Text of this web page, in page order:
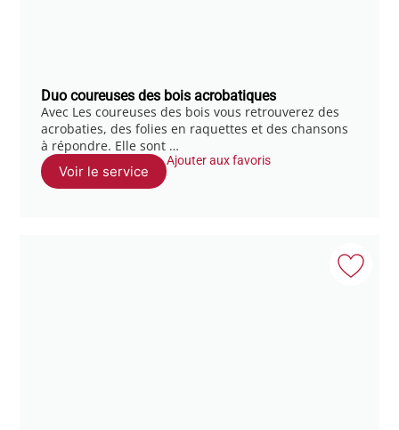
Duo coureuses des bois acrobatiques
Avec Les coureuses des bois vous retrouverez des
acrobaties, des folies en raquettes et des chansons
à répondre. Elle sont …
Voir le service
Ajouter aux favoris